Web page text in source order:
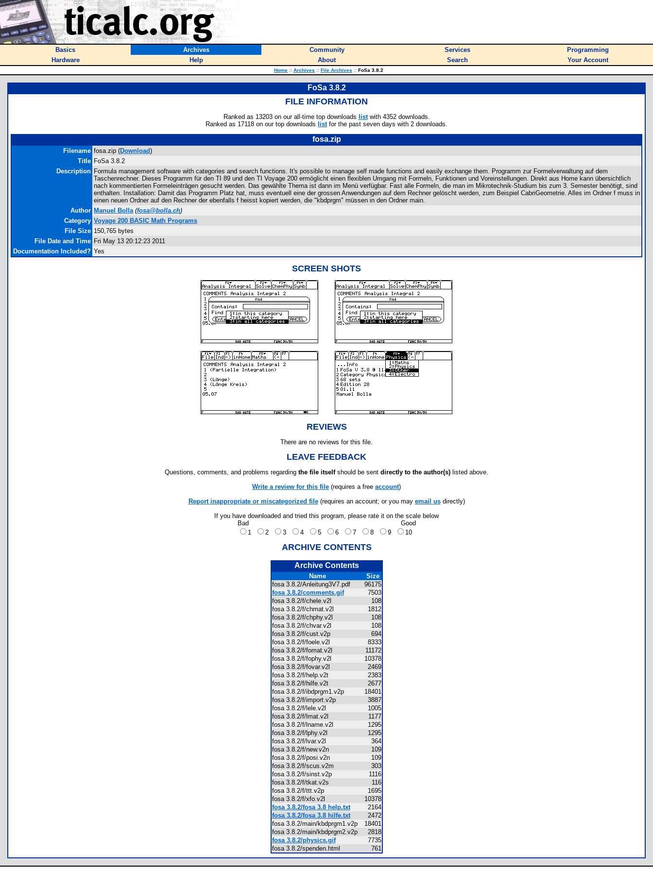
Basics Archives Community Services
Programming
Hardware
Help About Search Your Account
Home :: Archives :: File Archives :: FoSa 3.8.2
FoSa 3.8.2
FILE INFORMATION
Ranked as 13203 on our all-time top downloads listwith 4352 downloads.
Ranked as 17118 on our top downloads listfor the past seven days with 2 downloads.
fosa.zip
Filename fosa.zip (Download)
Title FoSa 3.8.2
Description Formula management software with categories and search functions. It's possible to manage self made functions and easily exchange them. Programm zur Formelverwaltung auf dem
Taschenrechner. Dieses Programm für den TI 89 und den TI Voyage 200 ermöglicht einen flexiblen Umgang mit Formeln, Funktionen und Voreinstellungen. Direkt aus Home kann übersichtlich
nach kommentierten Formeleinträgen gesucht werden. Das gewählte Thema ist dann im Menü verfügbar. Fast alle Formeln, die man im Mikrotechnik-Studium bis zum 3. Semester benötigt, sind
enthalten. Installation: Damit das Programm Platz hat, muss eventuell eine der grossen Anwendungen auf dem Rechner gelöscht werden, zum Beispiel CabriGeometrie. Alles im Ordner f muss in
einen neuen Ordner auf den Rechner der ebenfalls f heisst kopiert werden, die "kbdprgm" müssen in den Ordner main.
Author Manuel Bolla (fosa@bolla.ch)
Category Voyage 200 BASIC Math Programs
File Size 150,765 bytes
File Date and Time Fri May 13 20:12:23 2011
Documentation Included? Yes
SCREEN SHOTS
REVIEWS
There are no reviews for this file.
LEAVE FEEDBACK
Questions, comments, and problems regarding the file itselfshould be sent directly to the author(s) listed above.
Write a review for this file (requires a free account)
Report inappropriate or miscategorized file(requires an account; or you may email usdirectly)
If you have downloaded and tried this program, please rate it on the scale below
Bad
Good
1
2 3 4 5 6 7 8 9 10
ARCHIVE CONTENTS
Archive Contents
Name
Size
fosa 3.8.2/Anleitung3V7.pdf
96175
fosa 3.8.2/comments.gif
7503
fosa 3.8.2/f/chele.v2l
108
fosa 3.8.2/f/chmat.v2l
1812
fosa 3.8.2/f/chphy.v2l
108
fosa 3.8.2/f/chvar.v2l
108
fosa 3.8.2/f/cust.v2p
694
fosa 3.8.2/f/foele.v2l
8333
fosa 3.8.2/f/fomat.v2l
11172
fosa 3.8.2/f/fophy.v2l
10378
fosa 3.8.2/f/fovar.v2l
2469
fosa 3.8.2/f/help.v2t
2383
fosa 3.8.2/f/hilfe.v2t
2677
fosa 3.8.2/f/ibdprgm1.v2p
18401
fosa 3.8.2/f/import.v2p
3887
fosa 3.8.2/f/lele.v2l
1005
fosa 3.8.2/f/lmat.v2l
1177
fosa 3.8.2/f/lname.v2l
1295
fosa 3.8.2/f/lphy.v2l
1295
fosa 3.8.2/f/lvar.v2l
364
fosa 3.8.2/f/new.v2n
109
fosa 3.8.2/f/posi.v2n
109
fosa 3.8.2/f/scus.v2m
303
fosa 3.8.2/f/sinst.v2p
1116
fosa 3.8.2/f/tkat.v2s
116
fosa 3.8.2/f/ttt.v2p
1695
fosa 3.8.2/f/xfo.v2l
10378
fosa 3.8.2/fosa 3.8 help.txt
2164
fosa 3.8.2/fosa 3.8 hilfe.txt
2472
fosa 3.8.2/main/kbdprgm1.v2p
18401
fosa 3.8.2/main/kbdprgm2.v2p
2818
fosa 3.8.2/physics.gif
7735
fosa 3.8.2/spenden.html
761